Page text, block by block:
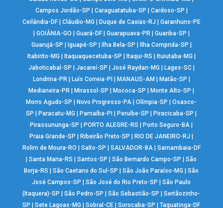
Campos Jordão-SP
Caraguatatuba-SP Cardoso-SP
Ceilândia-DF| Cláudio-MG Duque de Caxias-RJ
Garanhuns-PE
GOIÂNIA-GO Guará-DF| Guarapuava-PR| Guariba-SP
Guarujá-SP
Iguapé-SP Ilha Bela-SP Ilha Comprida-SP
Itabirito-MG
Itaquaquecetuba-SP Itaqui-RS Ituiutaba-MG
Jaboticabal-SP
Jacareí-SP José Raydan-MG Lages-SC|
Londrina-PR| Luís Correia-PI MANAUS-AM Matão-SP
Medianeira-PR
Mirassol-SP Mococa-SP Monte Alto-SP
Morro Agudo-SP
Novo Progresso-PA |Olímpia-SP |Osasco-
SP
Paracatu-MG Parnaíba-PI Peruíbe-SP Piracicaba-SP
Pirassununga-SP
PORTO ALEGRE-RS Porto Seguro-BA
Praia Grande-SP
Ribeirão Preto-SP RIO DE JANEIRO-RJ
Rolim de Moura-RO
Salto-SP SALVADOR-BA| Samambaia-DF
|Santa Maria-RS |Santos-SP |São Bernardo Campo-SP |São
Borja-RS
|São Caetano do Sul-SP |São João Paraíso-MG |São
José Campos-SP
|São José do Rio Preto-SP |São Paulo
(Itaquera)-SP
|São Pedro-SP |São Sebastião-SP |Sertãozinho-
SP
|Sete Lagoas-MG |Sobral-CE |Sorocaba-SP |Taguatinga-DF